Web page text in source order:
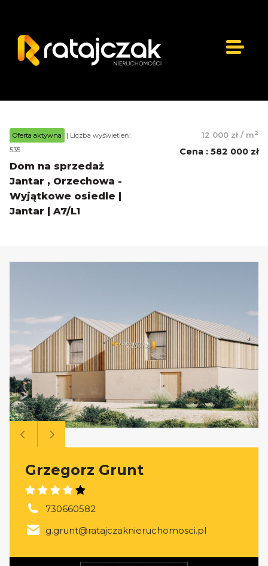
Oferta aktywna
| Liczba wyświetleń:
535
Dom na sprzedaż
Jantar , Orzechowa -
Wyjątkowe osiedle |
Jantar | A7/L1
12 000 zł / m2
Cena : 582 000 zł
Grzegorz Grunt
730660582
g.grunt@ratajczaknieruchomosci.pl